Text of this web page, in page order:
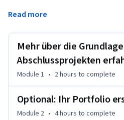
Arbeitgebenden verwendet, um
Szenario aus. Anschließend
Daten aus dem Szenario vor,
visualisieren sie und reagieren auf
andere nützliche Fähigkeiten für
Vorstellungsgesprächen,
eines Online-Portfolios und
Read more
Mehr über die
Abschlussprojekten
Module 1 • 2 hours to complete
Optional: Ihr Portfolio
Module 2 • 4 hours to complete